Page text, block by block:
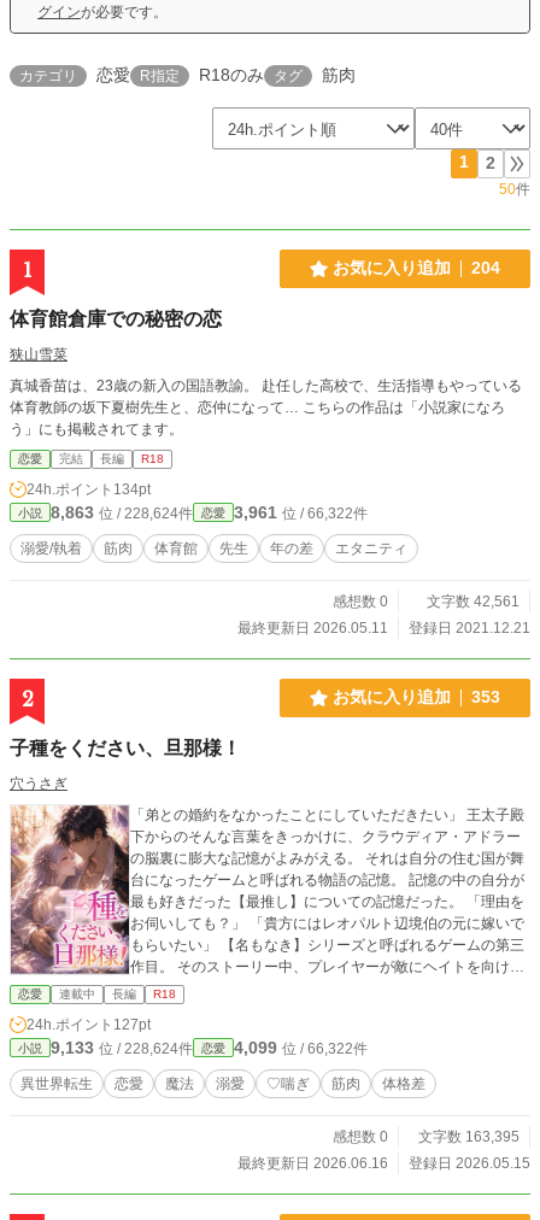
グインが必要です。
カテゴリ 恋愛 R指定 R18のみ タグ 筋肉
1 2
50件
1 お気に入り追加 204
体育館倉庫での秘密の恋
狭山雪菜
真城香苗は、23歳の新入の国語教諭。 赴任した高校で、生活指導もやっている
体育教師の坂下夏樹先生と、恋仲になって… こちらの作品は「小説家になろ
う」にも掲載されてます。
恋愛 完結 長編 R18
24h.ポイント 134pt
小説 8,863 位 / 228,624件 恋愛 3,961 位 / 66,322件
溺愛/執着 筋肉 体育館 先生 年の差 エタニティ
感想数 0
文字数 42,561
最終更新日 2026.05.11
登録日 2021.12.21
2 お気に入り追加 353
子種をください、旦那様！
穴うさぎ
「弟との婚約をなかったことにしていただきたい」 王太子殿
下からのそんな言葉をきっかけに、クラウディア・アドラー
の脳裏に膨大な記憶がよみがえる。 それは自分の住む国が舞
台になったゲームと呼ばれる物語の記憶。 記憶の中の自分が
最も好きだった【最推し】についての記憶だった。 「理由を
お伺いしても？」 「貴方にはレオパルト辺境伯の元に嫁いで
もらいたい」 【名もなき】シリーズと呼ばれるゲームの第三
作目。 そのストーリー中、プレイヤーが敵にヘイトを向ける
ための舞台装置として設定された実直な性格、不憫な生い立
ち。好感度を上げるだけ上げて無惨に殺される頼れるお兄さ
ん的存在であるヴィンフィルド。 ちょっとまって、私の新し
い結婚相手の名前はヒューバート・レオパルト？で、私の名
前がクラウディア？もしかして最推しヴィンフィルドのご両
親様？？ ゲームでは死ぬ運命の最推しが殺されたりしないよ
しをこの手で抱くために必ず旦那の子供を孕んでやります
恋愛 連載中 長編 R18
24h.ポイント 127pt
小説 9,133 位 / 228,624件 恋愛 4,099 位 / 66,322件
異世界転生 恋愛 魔法 溺愛 ♡喘ぎ 筋肉 体格差
感想数 0
文字数 163,395
最終更新日 2026.06.16
登録日 2026.05.15